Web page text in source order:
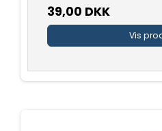
39,00 DKK
Vis